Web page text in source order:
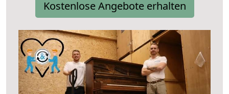
Kostenlose Angebote erhalten